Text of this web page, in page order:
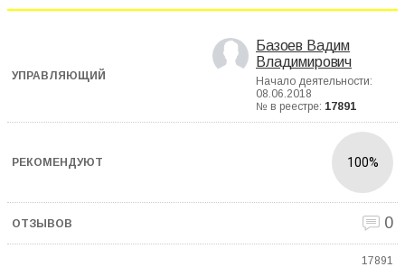
Базоев Вадим
Владимирович
Начало деятельности:
08.06.2018
№ в реестре: 17891
100%
0
17891